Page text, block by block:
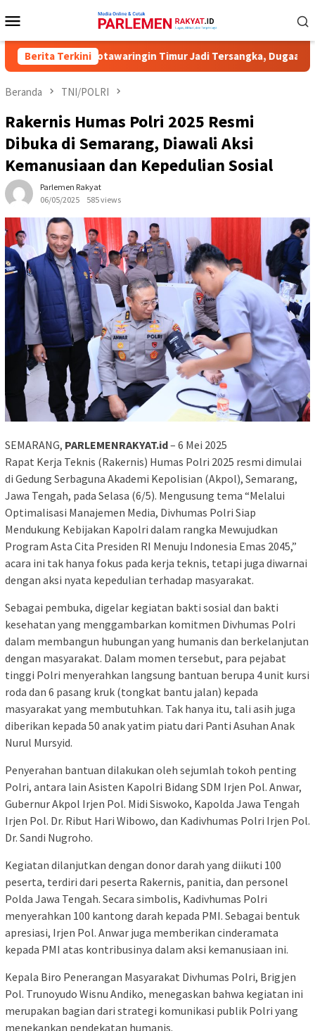
ke
Mobile
Berita Terkini
KPU Kotawaringin Timur Jadi Tersangka, Dugaan Korupsi
Beranda TNI/POLRI
Rakernis Humas Polri 2025 Resmi
Dibuka di Semarang, Diawali Aksi
Kemanusiaan dan Kepedulian Sosial
Parlemen Rakyat
06/05/2025
585 views
SEMARANG, PARLEMENRAKYAT.id– 6 Mei 2025
Rapat Kerja Teknis (Rakernis) Humas Polri 2025 resmi dimulai
di Gedung Serbaguna Akademi Kepolisian (Akpol), Semarang,
Jawa Tengah, pada Selasa (6/5). Mengusung tema “Melalui
Optimalisasi Manajemen Media, Divhumas Polri Siap
Mendukung Kebijakan Kapolri dalam rangka Mewujudkan
Program Asta Cita Presiden RI Menuju Indonesia Emas 2045,”
acara ini tak hanya fokus pada kerja teknis, tetapi juga diwarnai
dengan aksi nyata kepedulian terhadap masyarakat.
Sebagai pembuka, digelar kegiatan bakti sosial dan bakti
kesehatan yang menggambarkan komitmen Divhumas Polri
dalam membangun hubungan yang humanis dan berkelanjutan
dengan masyarakat. Dalam momen tersebut, para pejabat
tinggi Polri menyerahkan langsung bantuan berupa 4 unit kursi
roda dan 6 pasang kruk (tongkat bantu jalan) kepada
masyarakat yang membutuhkan. Tak hanya itu, tali asih juga
diberikan kepada 50 anak yatim piatu dari Panti Asuhan Anak
Nurul Mursyid.
Penyerahan bantuan dilakukan oleh sejumlah tokoh penting
Polri, antara lain Asisten Kapolri Bidang SDM Irjen Pol. Anwar,
Gubernur Akpol Irjen Pol. Midi Siswoko, Kapolda Jawa Tengah
Irjen Pol. Dr. Ribut Hari Wibowo, dan Kadivhumas Polri Irjen Pol.
Dr. Sandi Nugroho.
Kegiatan dilanjutkan dengan donor darah yang diikuti 100
peserta, terdiri dari peserta Rakernis, panitia, dan personel
Polda Jawa Tengah. Secara simbolis, Kadivhumas Polri
menyerahkan 100 kantong darah kepada PMI. Sebagai bentuk
apresiasi, Irjen Pol. Anwar juga memberikan cinderamata
kepada PMI atas kontribusinya dalam aksi kemanusiaan ini.
Kepala Biro Penerangan Masyarakat Divhumas Polri, Brigjen
Pol. Trunoyudo Wisnu Andiko, menegaskan bahwa kegiatan ini
merupakan bagian dari strategi komunikasi publik Polri yang
menekankan pendekatan humanis.